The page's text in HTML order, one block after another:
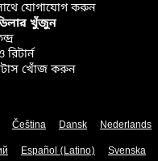
যোগাযোগ করুন
খুঁজুন
রিটার্ন
খোঁজ করুন
Čeština Dansk Nederlands
Español (Latino) Svenska